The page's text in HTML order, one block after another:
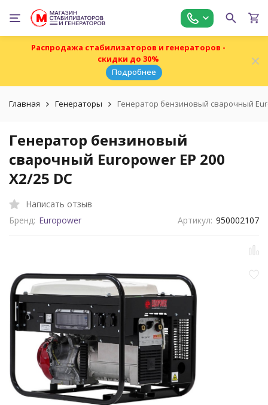
Распродажа стабилизаторов и генераторов -
скидки до 30%
Подробнее
Главная Генераторы Генератор бензиновый сварочный
Генератор бензиновый
сварочный Europower EP 200
Х2/25 DC
Написать отзыв
Бренд: Europower Артикул: 950002107